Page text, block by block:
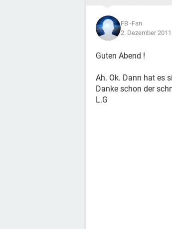
FB -Fan
2. Dezember
Guten Abend !
Ah. Ok. Dann hat es
Danke schon der
L.G